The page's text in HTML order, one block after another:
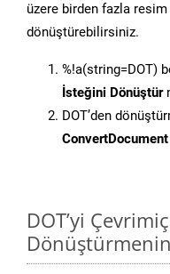
üzere birden fazla
dönüştürebilirsiniz.
%!a(string=DOT)
İsteğini Dönüştür
DOT’den
ConvertDocument
DOT’yi
Dönüştürmenin